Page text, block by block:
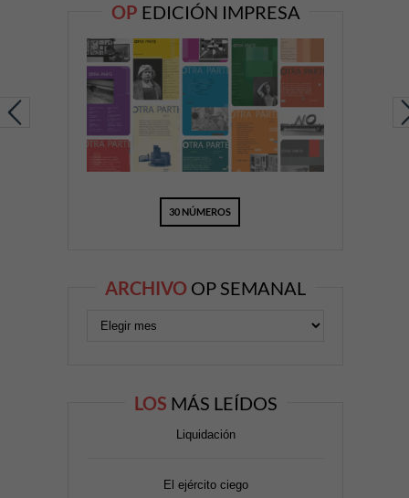
OP EDICIÓN IMPRESA
30 NÚMEROS
ARCHIVO OP SEMANAL
LOS MÁS LEÍDOS
Liquidación
El ejército ciego